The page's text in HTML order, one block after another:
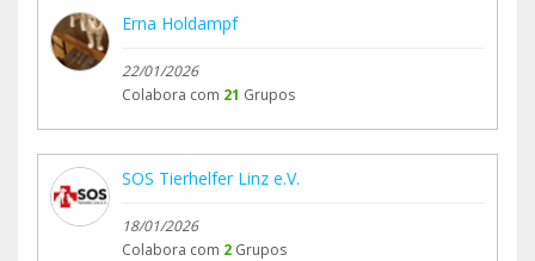
Erna Holdampf
22/01/2026
Colabora com 21 Grupos
SOS Tierhelfer Linz e.V.
18/01/2026
Colabora com 2 Grupos